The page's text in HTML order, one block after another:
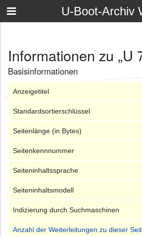
U-Boot-Archiv
Informationen zu „U
Basisinformationen
Anzeigetitel
Standardsortierschlüssel
Seitenlänge (in Bytes)
Seitenkennnummer
Seiteninhaltssprache
Seiteninhaltsmodell
Indizierung durch Suchmaschinen
Anzahl der Weiterleitungen zu dieser